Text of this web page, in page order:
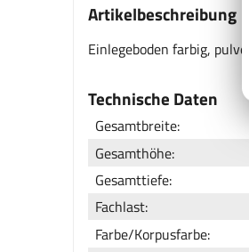
Artikelbeschreibung
Einlegeboden farbig,
Technische Daten
Gesamtbreite:
Gesamthöhe:
Gesamttiefe:
Fachlast:
Farbe/Korpusfarbe: